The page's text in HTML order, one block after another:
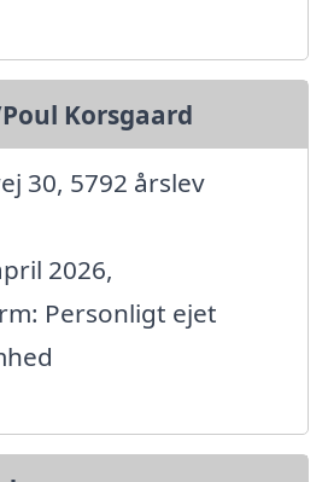
Korsgaard
30, 5792 årslev
2026,
Personligt ejet